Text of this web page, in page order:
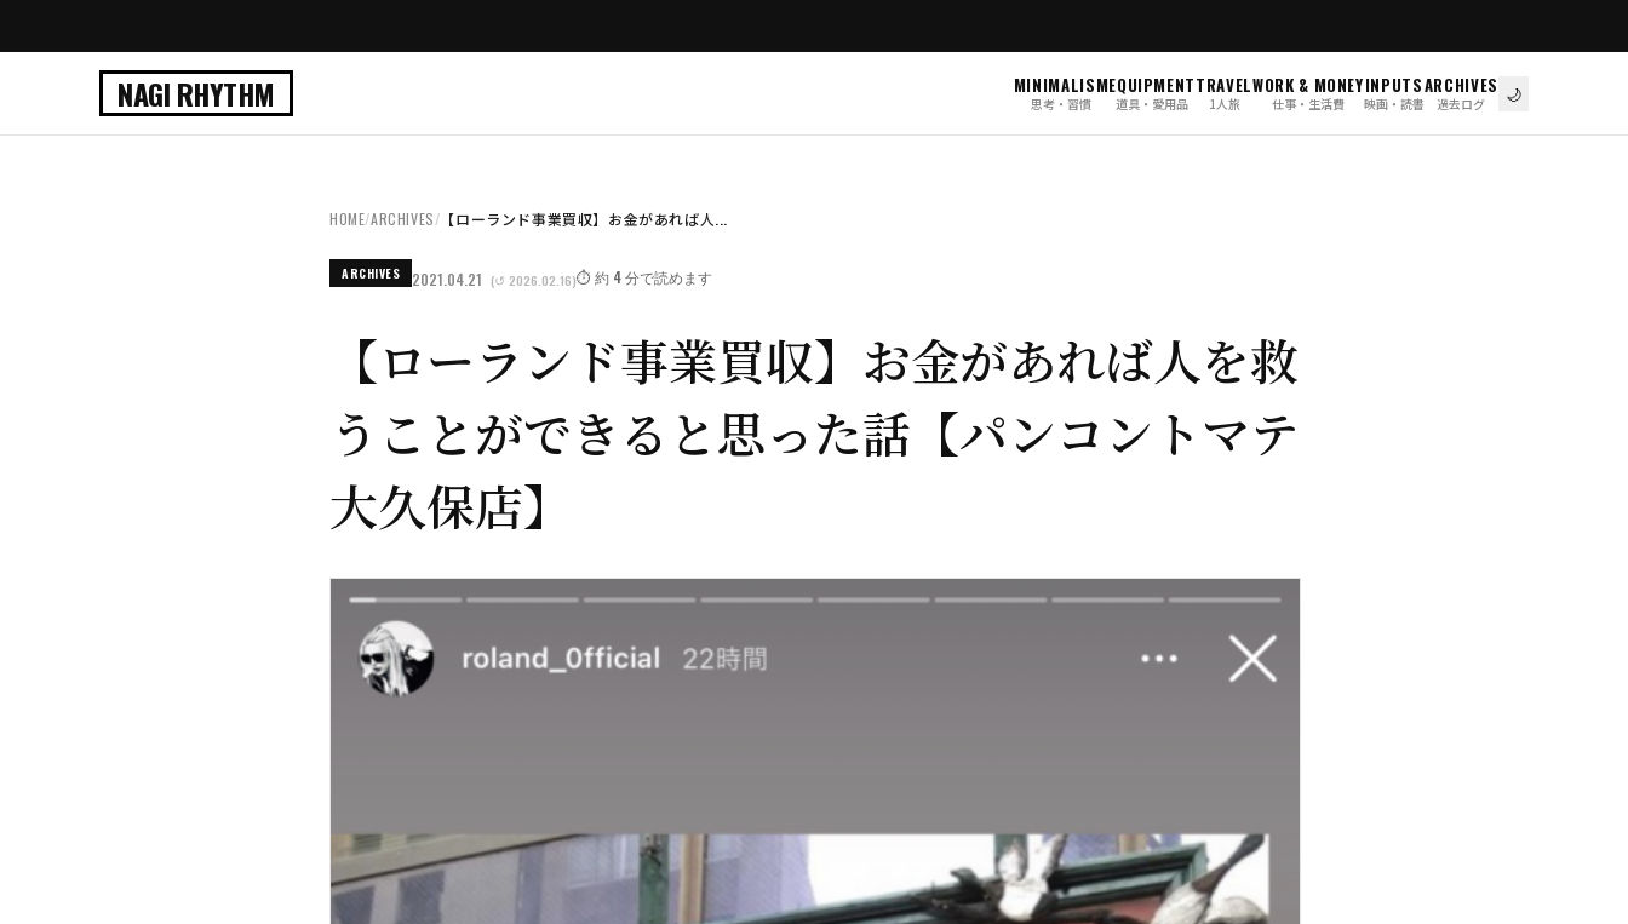
NAGI RHYTHM MINIMALISM
思考・習慣
EQUIPMENT
道具・愛用品
TRAVEL
1人旅
WORK & MONEY
仕事・生活費
INPUTS
映画・読書
ARCHIVES
過去ログ 🌙
HOME/ARCHIVES/ 【ローランド事業買収】お金があれば人...
ARCHIVES 2021.04.21 (↺ 2026.02.16)⏱️ 約 4 分で読めます
【ローランド事業買収】お金があれば人を救
うことができると思った話【パンコントマテ
大久保店】